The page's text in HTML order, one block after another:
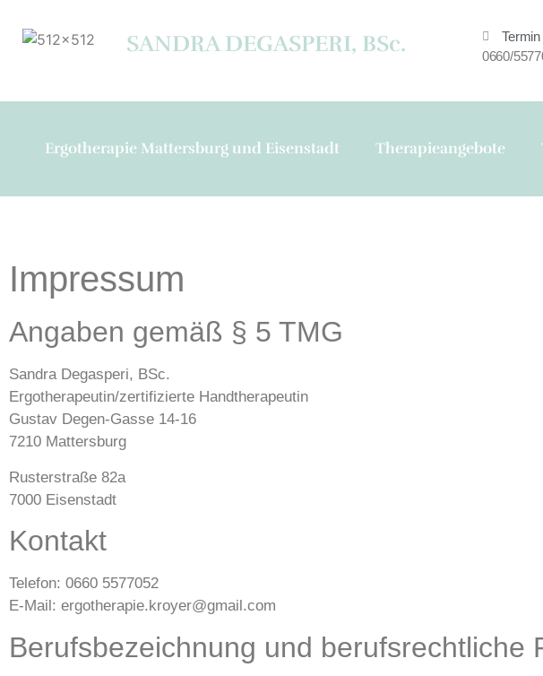
SANDRA DEGASPERI, BSc.
0660/
Ergotherapie Mattersburg und Eisenstadt Therapieangebote
Impressum
Angaben gemäß § 5 TMG
Sandra Degasperi, BSc.
Ergotherapeutin/zertifizierte Handtherapeutin
Gustav Degen-Gasse 14-16
7210 Mattersburg
Rusterstraße 82a
7000 Eisenstadt
Kontakt
Telefon: 0660 5577052
E-Mail: ergotherapie.kroyer@gmail.com
Berufsbezeichnung und berufsrechtliche